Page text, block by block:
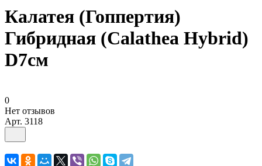
Калатея (Гоппертия)
Гибридная (Calathea Hybrid)
D7см
0
Нет отзывов
Арт. 3118